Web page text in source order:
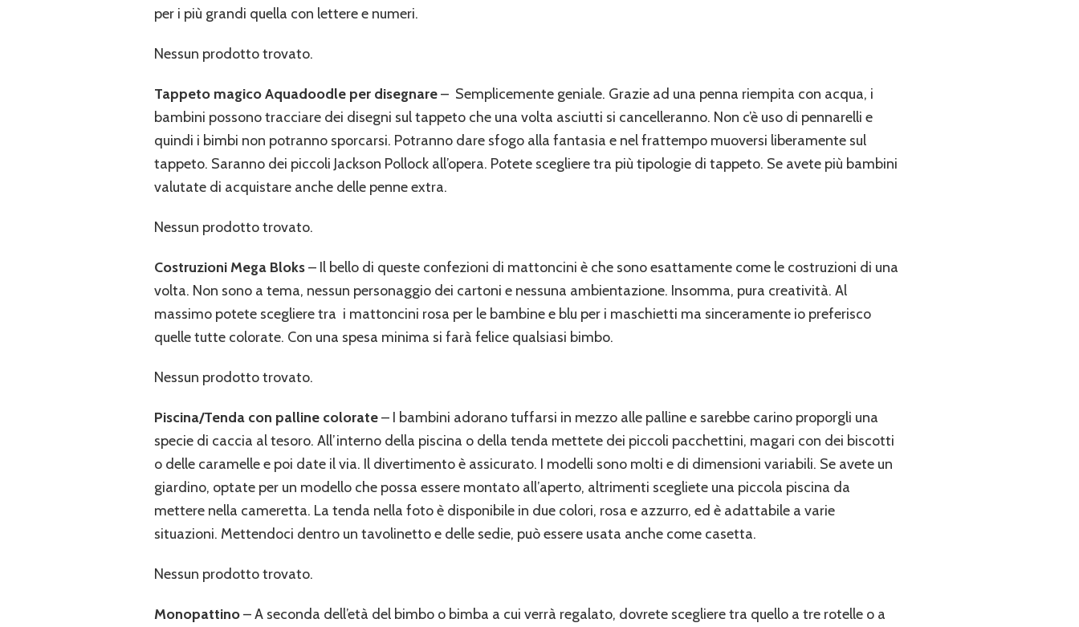
per i più grandi quella con lettere e numeri.
Nessun prodotto trovato.
Tappeto magico Aquadoodle per disegnare– Semplicemente geniale. Grazie ad una penna riempita con acqua, i
bambini possono tracciare dei disegni sul tappeto che una volta asciutti si cancelleranno. Non c’è uso di pennarelli e
quindi i bimbi non potranno sporcarsi. Potranno dare sfogo alla fantasia e nel frattempo muoversi liberamente sul
tappeto. Saranno dei piccoli Jackson Pollock all’opera. Potete scegliere tra più tipologie di tappeto. Se avete più bambini
valutate di acquistare anche delle penne extra.
Nessun prodotto trovato.
Costruzioni Mega Bloks– Il bello di queste confezioni di mattoncini è che sono esattamente come le costruzioni di una
volta. Non sono a tema, nessun personaggio dei cartoni e nessuna ambientazione. Insomma, pura creatività. Al
massimo potete scegliere tra i mattoncini rosa per le bambine e blu per i maschietti ma sinceramente io preferisco
quelle tutte colorate. Con una spesa minima si farà felice qualsiasi bimbo.
Nessun prodotto trovato.
Piscina/Tenda con palline colorate– I bambini adorano tuffarsi in mezzo alle palline e sarebbe carino proporgli una
specie di caccia al tesoro. All’interno della piscina o della tenda mettete dei piccoli pacchettini, magari con dei biscotti
o delle caramelle e poi date il via. Il divertimento è assicurato. I modelli sono molti e di dimensioni variabili. Se avete un
giardino, optate per un modello che possa essere montato all’aperto, altrimenti scegliete una piccola piscina da
mettere nella cameretta. La tenda nella foto è disponibile in due colori, rosa e azzurro, ed è adattabile a varie
situazioni. Mettendoci dentro un tavolinetto e delle sedie, può essere usata anche come casetta.
Nessun prodotto trovato.
Monopattino– A seconda dell’età del bimbo o bimba a cui verrà regalato, dovrete scegliere tra quello a tre rotelle o a